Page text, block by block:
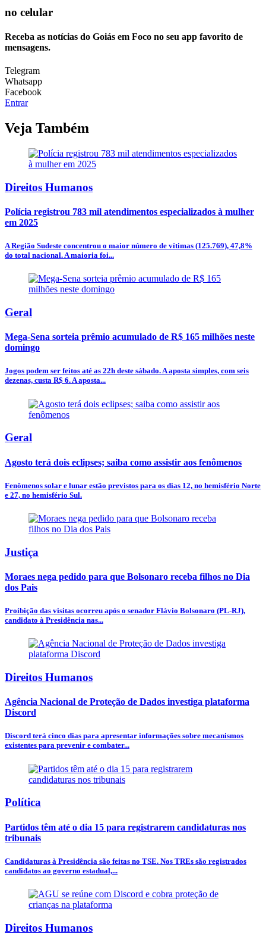
no celular
Receba as notícias do Goiás em Foco no seu app favorito de
mensagens.
Telegram
Whatsapp
Facebook
Entrar
Veja Também
Direitos Humanos
Polícia registrou 783 mil atendimentos especializados à mulher
em 2025
A Região Sudeste concentrou o maior número de vítimas (125.769), 47,8%
do total nacional. A maioria foi...
Geral
Mega-Sena sorteia prêmio acumulado de R$ 165 milhões neste
domingo
Jogos podem ser feitos até as 22h deste sábado. A aposta simples, com seis
dezenas, custa R$ 6. A aposta...
Geral
Agosto terá dois eclipses; saiba como assistir aos fenômenos
Fenômenos solar e lunar estão previstos para os dias 12, no hemisfério Norte
e 27, no hemisfério Sul.
Justiça
Moraes nega pedido para que Bolsonaro receba filhos no Dia
dos Pais
Proibição das visitas ocorreu após o senador Flávio Bolsonaro (PL-RJ),
candidato à Presidência nas...
Direitos Humanos
Agência Nacional de Proteção de Dados investiga plataforma
Discord
Discord terá cinco dias para apresentar informações sobre mecanismos
existentes para prevenir e combater...
Política
Partidos têm até o dia 15 para registrarem candidaturas nos
tribunais
Candidaturas à Presidência são feitas no TSE. Nos TREs são registrados
candidatos ao governo estadual,...
Direitos Humanos